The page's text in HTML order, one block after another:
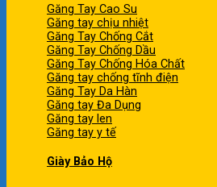
Găng Tay Cao Su
Găng tay chịu nhiệt
Găng Tay Chống Cắt
Găng Tay Chống Dầu
Găng Tay Chống Hóa Chất
Găng tay chống tĩnh điện
Găng Tay Da Hàn
Găng tay Đa Dụng
Găng tay len
Găng tay y tế
Giày Bảo Hộ